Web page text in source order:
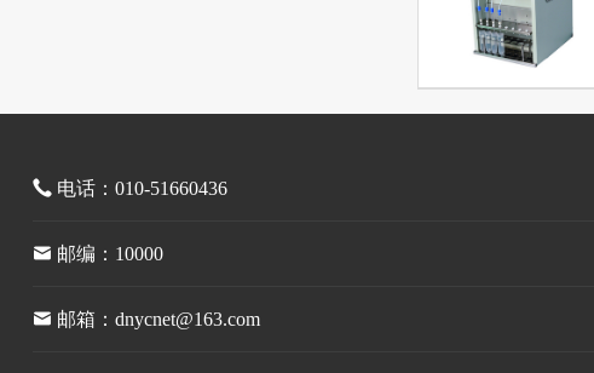
电话：010-51660436
邮编：10000
邮箱：dnycnet@163.com